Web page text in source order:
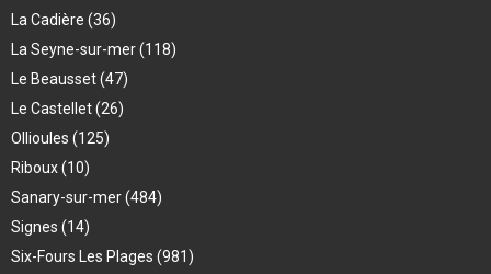
La Cadière (36)
La Seyne-sur-mer(118)
Le Beausset(47)
Le Castellet(26)
Ollioules (125)
Riboux(10)
Sanary-sur-mer(484)
Signes (14)
Six-Fours Les Plages (981)